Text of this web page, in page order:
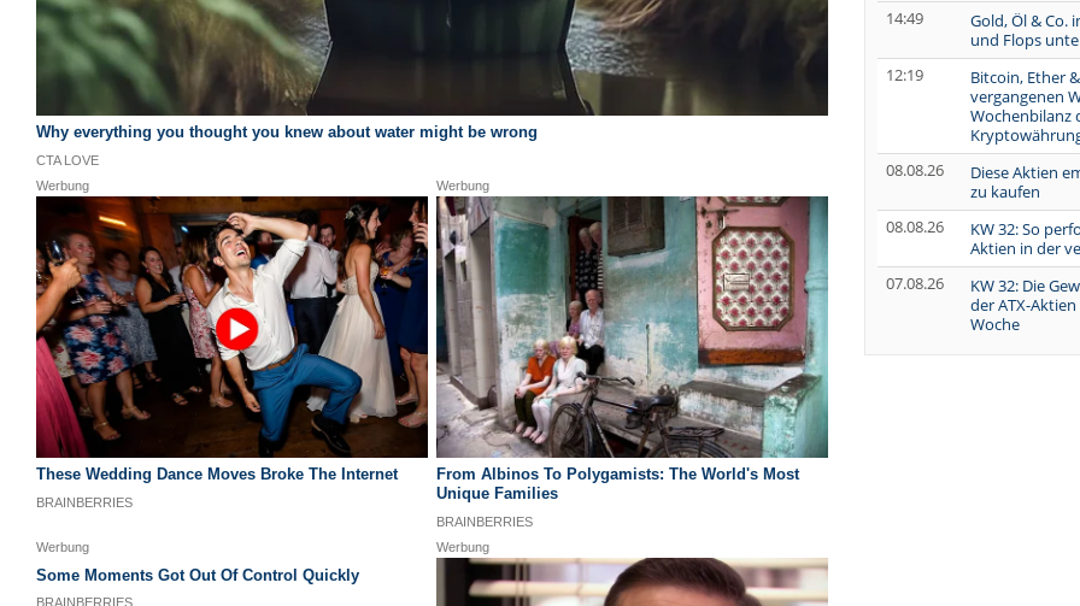
14:49
Gold, Öl & Co.
und Flops
12:19
Bitcoin, Ether
vergangenen
Wochenbilanz
08.08.26
Diese Aktien
zu kaufen
08.08.26
KW 32: So
Aktien in der
07.08.26
KW 32: Die
der ATX-
Woche